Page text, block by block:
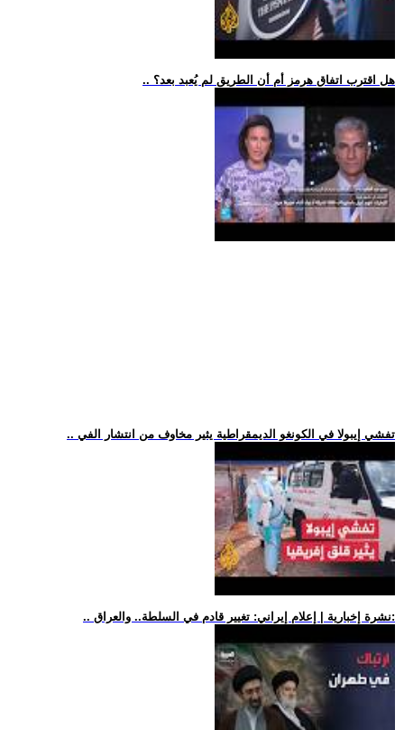
.. هل اقترب اتفاق هرمز أم أن الطريق لم يُعبد بعد؟
.. تفشي إيبولا في الكونغو الديمقراطية يثير مخاوف من انتشار الفي
.. نشرة إخبارية | إعلام إيراني: تغيير قادم في السلطة.. والعراق: